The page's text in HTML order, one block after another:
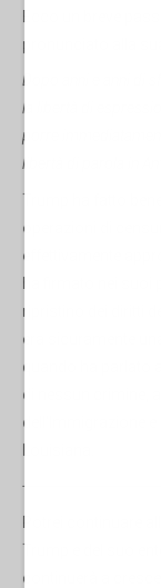
pronunciato alla
Dopo anni e anni di
la libertà di
porre
libertà di parola in
Trump ha fatto
operazioni di
effettivamente
ripristino dei diritti
era sicuramente
quando ha parlato
di nessun crimine,
dell'Immigrazione e
--------------------------------
Trump e del suo
continuerà a